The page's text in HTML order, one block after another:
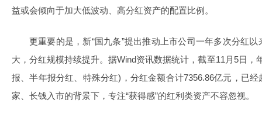
益或会倾向于加大低波动、高分红资产的配置比例。
更重要的是，新“国九条”提出推动上市公司一年多次分红
大，分红规模持续提升。据Wind资讯数据统计，截至11月5日，
报、半年报分红、特殊分红)，分红金额合计7356.86亿元，已
家、长钱入市的背景下，专注“获得感”的红利类资产不容忽视。